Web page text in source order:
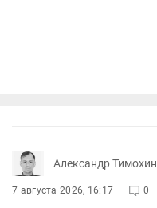
Александр Тимохин
7 августа 2026, 16:17 0